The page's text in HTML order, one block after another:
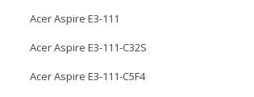
Acer Aspire E3-111
Acer Aspire E3-111-C32S
Acer Aspire E3-111-C5F4